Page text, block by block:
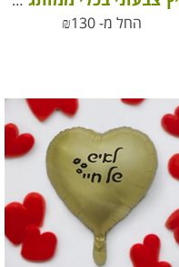
החל מ-
₪130